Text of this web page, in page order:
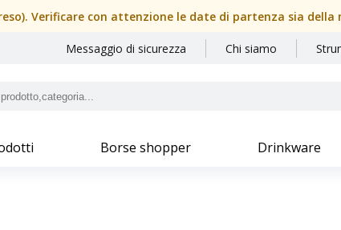
Verificare con attenzione le date di partenza sia
Messaggio di sicurezza Chi siamo
Borse shopper Drinkware